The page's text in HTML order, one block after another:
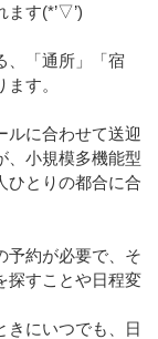
ます(*’▽’)
、「通所」「宿
す。
ルに合わせて送迎
、小規模多機能型
ひとりの都合に合
予約が必要で、そ
探すことや日程変
きにいつでも、日